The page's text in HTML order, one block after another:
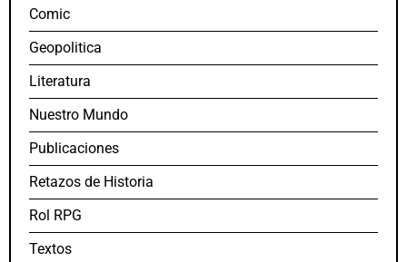
Comic
Geopolitica
Literatura
Nuestro Mundo
Publicaciones
Retazos de Historia
Rol RPG
Textos